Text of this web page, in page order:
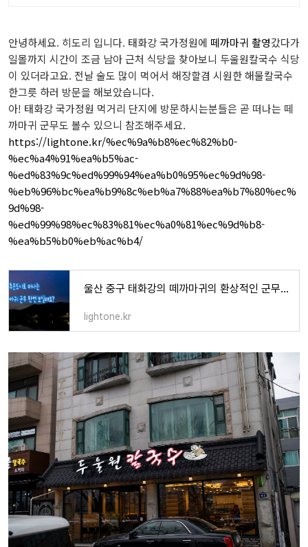
안녕하세요. 히도리 입니다. 태화강 국가정원에 떼까마귀 촬영갔다가
일몰까지 시간이 조금 남아 근처 식당을 찾아보니 두울원칼국수 식당
이 있더라고요. 전날 술도 많이 먹어서 해장할겸 시원한 해물칼국수
한그릇 하러 방문을 해보았습니다.
아! 태화강 국가정원 먹거리 단지에 방문하시는분들은 곧 떠나는 떼
까마귀 군무도 볼수 있으니 참조해주세요.
https://lightone.kr/%ec%9a%b8%ec%82%b0-
%ec%a4%91%ea%b5%ac-
%ed%83%9c%ed%99%94%ea%b0%95%ec%9d%98-
%eb%96%bc%ea%b9%8c%eb%a7%88%ea%b7%80%ec%
9d%98-
%ed%99%98%ec%83%81%ec%a0%81%ec%9d%b8-
%ea%b5%b0%eb%ac%b4/
울산 중구 태화강의 떼까마귀의 환상적인 군무 - 라이트원-LIGHT ONE
lightone.kr